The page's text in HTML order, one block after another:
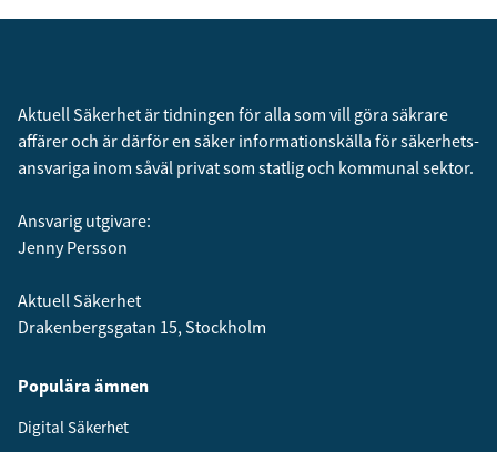
Aktuell Säkerhet är tidningen för alla som vill göra säkrare
affärer och är därför en säker informationskälla för säkerhets­
ansvariga inom såväl privat som statlig och kommunal sektor.
Ansvarig utgivare:
Jenny Persson
Aktuell Säkerhet
Drakenbergsgatan 15, Stockholm
Populära ämnen
Digital Säkerhet